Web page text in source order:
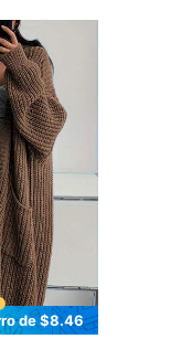
de $8.46